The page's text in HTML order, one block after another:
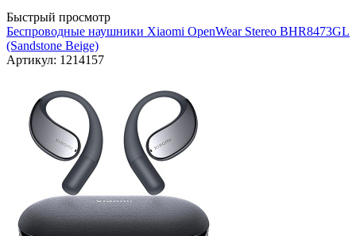
Быстрый просмотр
Беспроводные наушники Xiaomi OpenWear Stereo BHR8473GL
(Sandstone Beige)
Артикул: 1214157